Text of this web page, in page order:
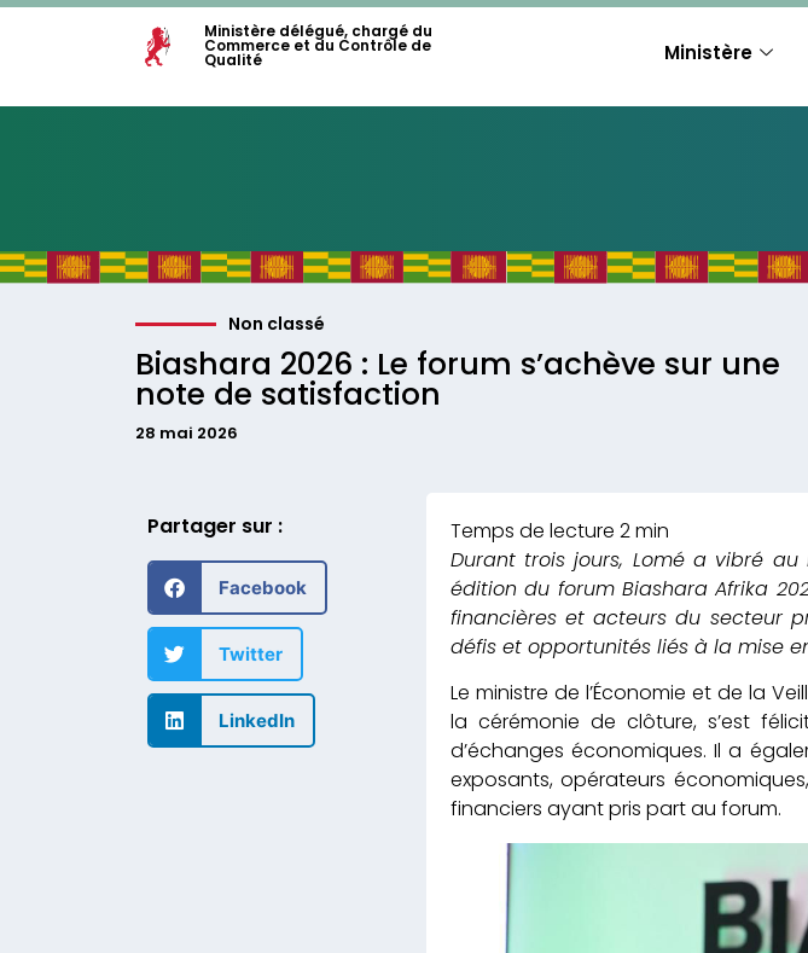
Ministère délégué, chargé du
Commerce et du Contrôle de
Qualité Ministère
Non classé
Biashara 2026 : Le forum s’achève sur une
note de satisfaction
28 mai 2026
Partager sur :
Facebook
Twitter
LinkedIn
Durant trois jours, Lomé a vibré
édition du forum Biashara Afrika
financières et acteurs du secteur
défis et opportunités liés à la mise
Le ministre de l’Économie et de la
la cérémonie de clôture, s’est
d’échanges économiques. Il a
exposants, opérateurs
financiers ayant pris part au forum.